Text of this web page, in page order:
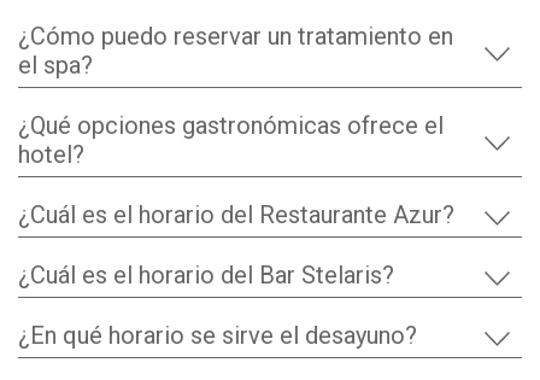
¿Cómo puedo reservar un tratamiento en
el spa?
¿Qué opciones gastronómicas ofrece el
hotel?
¿Cuál es el horario del Restaurante Azur?
¿Cuál es el horario del Bar Stelaris?
¿En qué horario se sirve el desayuno?